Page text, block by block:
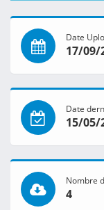
Date
17/09/
Date
15/05/
Nombre
4